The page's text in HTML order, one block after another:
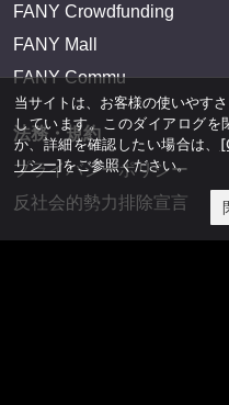
FANY Crowdfunding
FANY Mall
FANY Commu
法務・規約
プライバシーポリシー
反社会的勢力排除宣言
当サイトは、お客様の使いやす
しています。このダイアログ
か、詳細を確認したい場合は、
リシー]をご参照ください。